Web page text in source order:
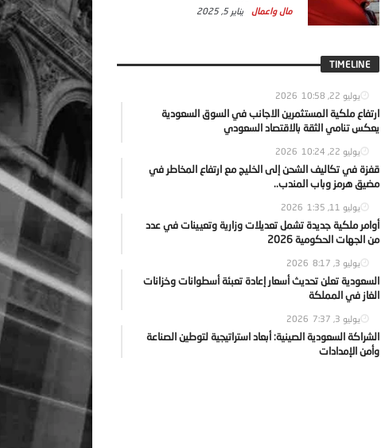
مال واعمال يناير 5, 2025
TIMELINE
يوليو 22, 2026 10:58
ارتفاع ملكية المستثمرين الاجانب في السوق السعودية
يعكس تنامي الثقة بالاقتصاد السعودي
يوليو 22, 2026 10:24
قفزة في تكاليف الشحن إلى الخليج مع ارتفاع المخاطر في
مضيق هرمز وباب المندب..
يوليو 11, 2026 1:35
أوامر ملكية جديدة تشمل تعديلات وزارية وتعيينات في عدد
من الجهات الحكومية 2026
يوليو 3, 2026 8:17
السعودية تعلن تحديث أسعار إعادة تعبئة أسطوانات وخزانات
الغاز في المملكة
يوليو 3, 2026 7:37
الشراكة السعودية الصينية: أبعاد استراتيجية لتوطين الصناعة
وأمن الإمدادات